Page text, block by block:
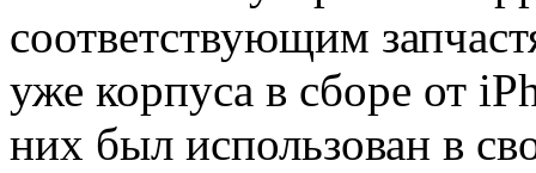
соответствующим
уже корпуса в сборе от
них был использован в